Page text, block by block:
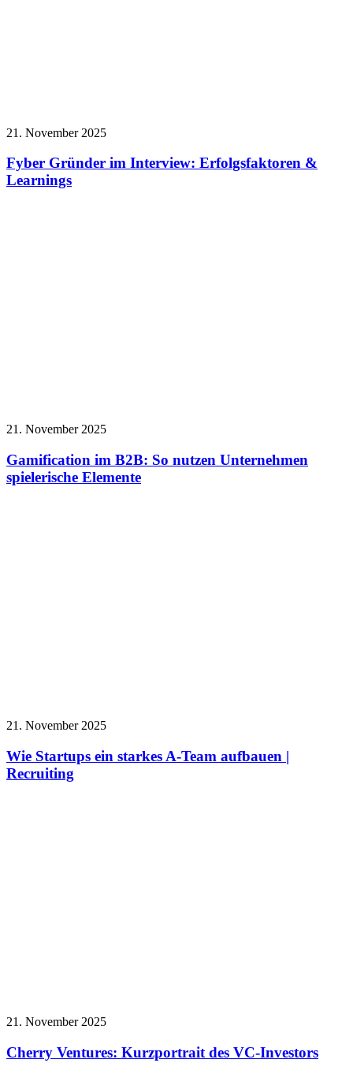
21. November 2025
Fyber Gründer im Interview: Erfolgsfaktoren &
Learnings
21. November 2025
Gamification im B2B: So nutzen Unternehmen
spielerische Elemente
21. November 2025
Wie Startups ein starkes A-Team aufbauen |
Recruiting
21. November 2025
Cherry Ventures: Kurzportrait des VC-Investors